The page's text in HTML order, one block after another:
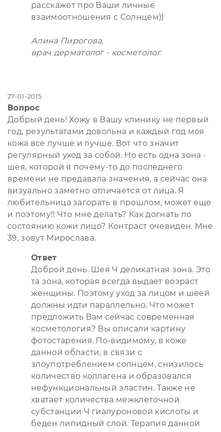
расскажет про Ваши личные
взаимоотношения с Солнцем))
Алина Пирогова,
врач дерматолог - косметолог.
27-01-2015
Вопрос
Добрый день! Хожу в Вашу клинику не первый
год, результатами довольна и каждый год моя
кожа все лучше и лучше. Вот что значит
регулярный уход за собой. Но есть одна зона -
шея, которой я почему-то до последнего
времени не предавала значения, а сейчас она
визуально заметно отличается от лица. Я
любительница загорать в прошлом, может еще
и поэтому!! Что мне делать? Как догнать по
состоянию кожи лицо? Контраст очевиден. Мне
39, зовут Мирослава.
Ответ
Доброй день. Шея Ч деликатная зона. Это
та зона, которая всегда выдает возраст
женщины. Поэтому уход за лицом и шеей
должны идти параллельно. Что может
предложить Вам сейчас современная
косметология? Вы описали картину
фотостарения. По-видимому, в коже
данной области, в связи с
злоупотреблением солнцем, снизилось
количество коллагена и образовался
нефункциональный эластин. Также не
хватает количества межклеточной
субстанции Ч гиалуроновой кислоты и
беден липидный слой. Терапия данной